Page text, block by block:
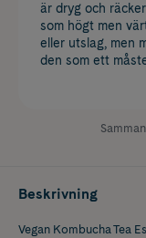
är dryg och
som högt men
eller utslag, men
den som ett
Beskrivning
Vegan Kombucha Tea